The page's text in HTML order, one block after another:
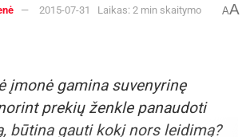
2015-07-31 Laikas: 2 min skaitymo AA
įmonė gamina suvenyrinę
prekių ženkle panaudoti
būtina gauti kokį nors leidimą?